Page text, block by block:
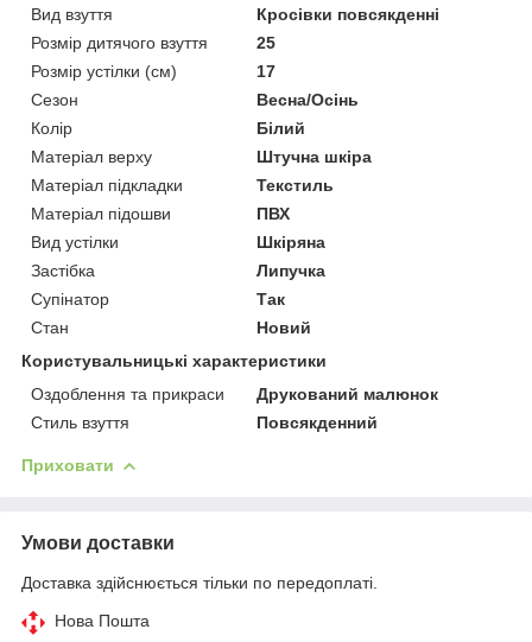
Вид взуття
Кросівки повсякденні
Розмір дитячого взуття
25
Розмір устілки (см)
17
Сезон
Весна/Осінь
Колір
Білий
Матеріал верху
Штучна шкіра
Матеріал підкладки
Текстиль
Матеріал підошви
ПВХ
Вид устілки
Шкіряна
Застібка
Липучка
Супінатор
Так
Стан
Новий
Користувальницькі характеристики
Оздоблення та прикраси
Друкований малюнок
Стиль взуття
Повсякденний
Приховати
Умови доставки
Доставка здійснюється тільки по передоплаті.
Нова Пошта